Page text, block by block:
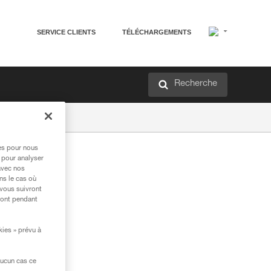
SERVICE CLIENTS TÉLÉCHARGEMENTS
Recherche
pour nous
analyser
nos
le cas où
suivront
pendant
» prévu à
cas ce